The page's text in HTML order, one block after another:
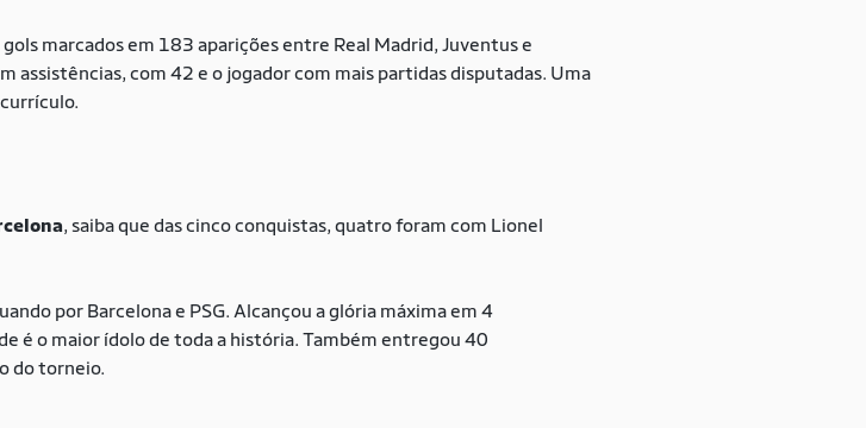
marcados em 183 aparições entre Real Madrid, Juventus e
com 42 e o jogador com mais partidas disputadas. Uma
, saiba que das cinco conquistas, quatro foram com Lionel
por Barcelona e PSG. Alcançou a glória máxima em 4
é o maior ídolo de toda a história. Também entregou 40
do torneio.